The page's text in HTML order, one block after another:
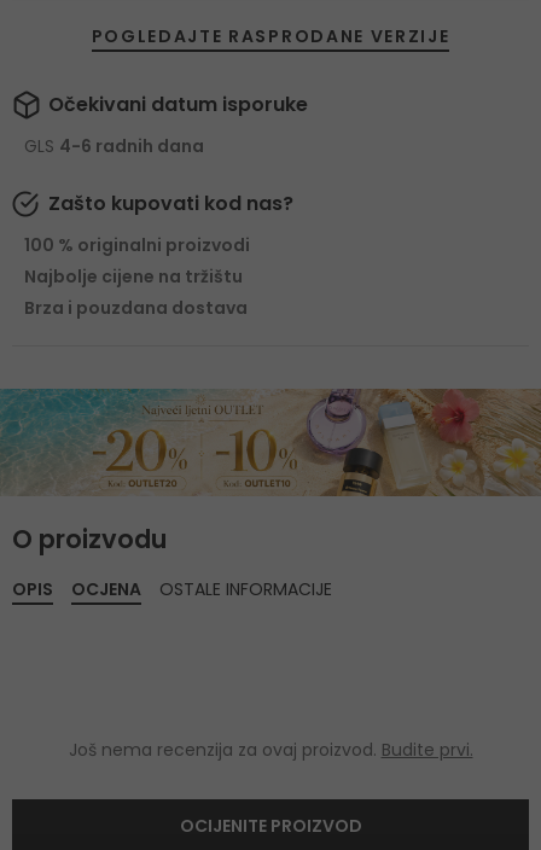
POGLEDAJTE RASPRODANE VERZIJE
Očekivani datum isporuke
GLS 4-6 radnih dana
Zašto kupovati kod nas?
100 % originalni proizvodi
Najbolje cijene na tržištu
Brza i pouzdana dostava
O proizvodu
OPIS OCJENA
Još nema recenzija za ovaj proizvod. Budite prvi.
OCIJENITE PROIZVOD
OSTALE INFORMACIJE